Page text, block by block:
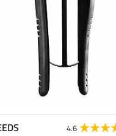
4.6